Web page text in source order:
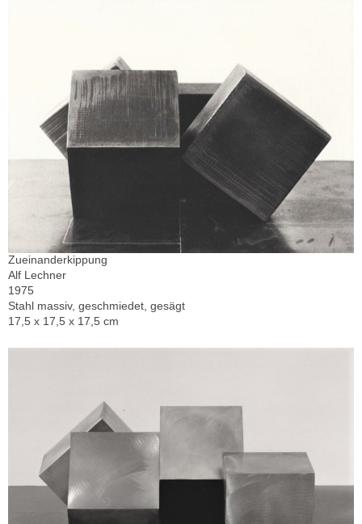
Zueinanderkippung
Alf Lechner
1975
Stahl massiv, geschmiedet, gesägt
17,5 x 17,5 x 17,5 cm